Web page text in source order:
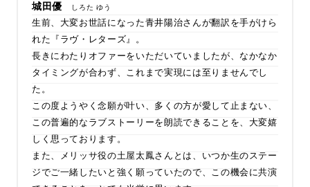
城田優 しろた ゆう
生前、大変お世話になった青井陽治さんが翻訳を手がけら
れた『ラヴ・レターズ』。
長きにわたりオファーをいただいていましたが、なかなか
タイミングが合わず、これまで実現には至りませんでし
た。
この度ようやく念願が叶い、多くの方が愛して止まない、
この普遍的なラブストーリーを朗読できることを、大変嬉
しく思っております。
また、メリッサ役の土屋太鳳さんとは、いつか生のステー
ジでご一緒したいと強く願っていたので、この機会に共演